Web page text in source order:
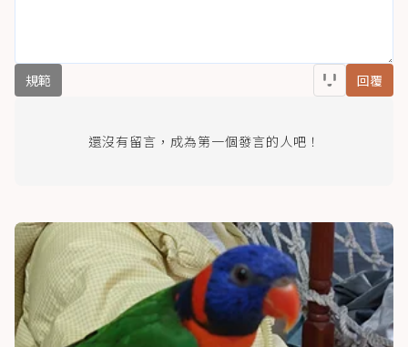
規範 回覆
還沒有留言，成為第一個發言的人吧！